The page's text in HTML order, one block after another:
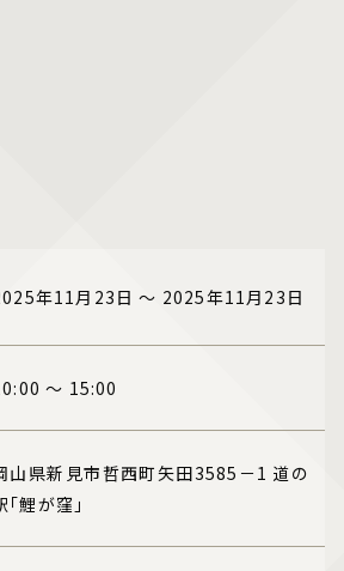
年11月23日 ～ 2025年11月23日
～ 15:00
山県新見市哲西町矢田3585－1 道の
「鯉が窪」